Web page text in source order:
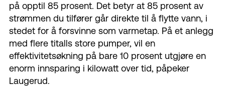
på opptil 85 prosent. Det betyr at 85 prosent av
strømmen du tilfører går direkte til å flytte vann, i
stedet for å forsvinne som varmetap. På et anlegg
med flere titalls store pumper, vil en
effektivitetsøkning på bare 10 prosent utgjøre en
enorm innsparing i kilowatt over tid, påpeker
Laugerud.